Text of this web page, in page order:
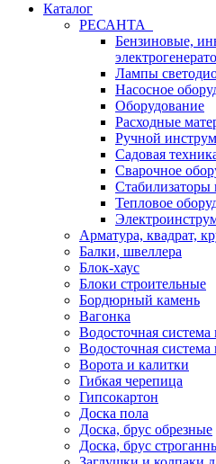
Каталог
РЕСАНТА
Бензиновые,
Лампы
Насосное
Оборудование
Расходные
Ручной
Садовая
Сварочное
Стабилизаторы
Тепловое
Арматура, квадрат,
Балки, швеллера
Блок-хаус
Блоки строительные
Бордюрный камень
Вагонка
Водосточная система
Водосточная система
Ворота и калитки
Гибкая черепица
Гипсокартон
Доска пола
Доска, брус обрезные
Доска, брус